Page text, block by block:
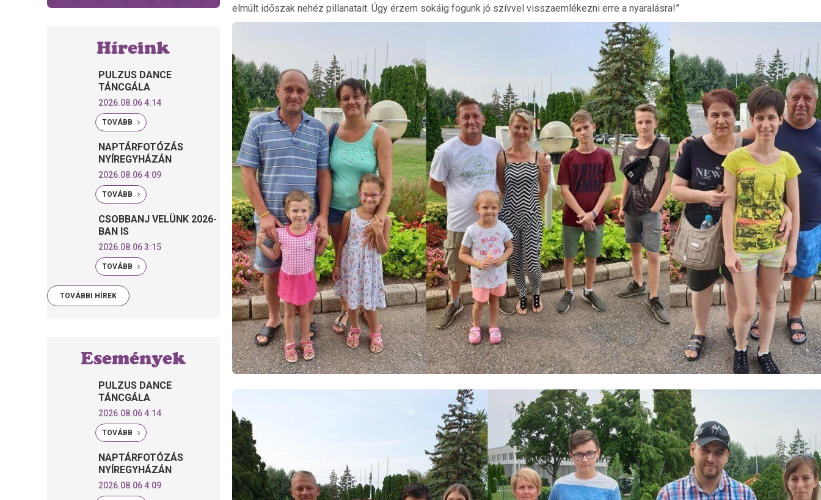
Híreink
PULZUS DANCE
TÁNCGÁLA
2026.08.06 4:14
TOVÁBB
NAPTÁRFOTÓZÁS
NYÍREGYHÁZÁN
2026.08.06 4:09
TOVÁBB
CSOBBANJ VELÜNK 2026-
BAN IS
2026.08.06 3:15
TOVÁBB
TOVÁBBI HÍREK
Események
PULZUS DANCE
TÁNCGÁLA
2026.08.06 4:14
TOVÁBB
NAPTÁRFOTÓZÁS
NYÍREGYHÁZÁN
2026.08.06 4:09
elmúlt időszak nehéz pillanatait. Úgy érzem sokáig fogunk jó szívvel visszaemlékezni erre a nyaralásra!”